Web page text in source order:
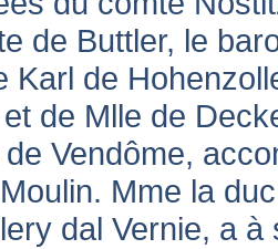
de Buttler, le
Karl de
de Mlle de
Vendôme,
Mme la
dal Vernie, a